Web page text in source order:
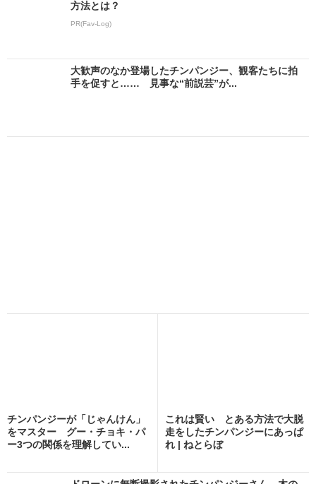
方法とは？
PR(Fav-Log)
大歓声のなか登場したチンパンジー、観客たちに拍
手を促すと…… 見事な“前説芸”が...
チンパンジーが「じゃんけん」
をマスター グー・チョキ・パ
ー3つの関係を理解してい...
これは賢い とある方法で大脱
走をしたチンパンジーにあっぱ
れ | ねとらぼ